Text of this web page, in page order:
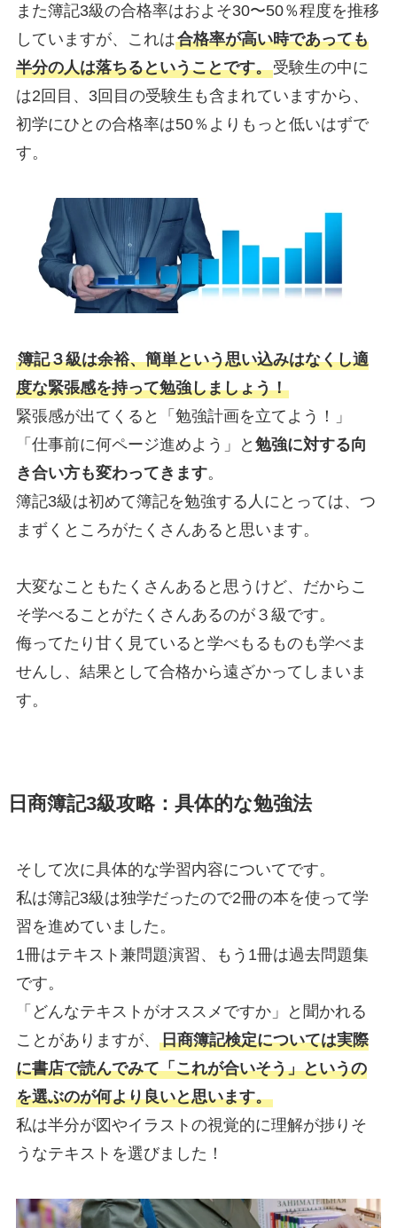
また簿記3級の合格率はおよそ30〜50％程度を推移
していますが、これは合格率が高い時であっても
半分の人は落ちるということです。受験生の中に
は2回目、3回目の受験生も含まれていますから、
初学にひとの合格率は50％よりもっと低いはずで
す。
簿記３級は余裕、簡単という思い込みはなくし適
度な緊張感を持って勉強しましょう！
緊張感が出てくると「勉強計画を立てよう！」
「仕事前に何ページ進めよう」と 勉強に対する向
き合い方も変わってきます。
簿記3級は初めて簿記を勉強する人にとっては、つ
まずくところがたくさんあると思います。
大変なこともたくさんあると思うけど、だからこ
そ学べることがたくさんあるのが３級です。
侮ってたり甘く見ていると学べもるものも学べま
せんし、結果として合格から遠ざかってしまいま
す。
日商簿記3級攻略：具体的な勉強法
そして次に具体的な学習内容についてです。
私は簿記3級は独学だったので2冊の本を使って学
習を進めていました。
1冊はテキスト兼問題演習、もう1冊は過去問題集
です。
「どんなテキストがオススメですか」と聞かれる
ことがありますが、 日商簿記検定については実際
に書店で読んでみて「これが合いそう」というの
を選ぶのが何より良いと思います。
私は半分が図やイラストの視覚的に理解が捗りそ
うなテキストを選びました！